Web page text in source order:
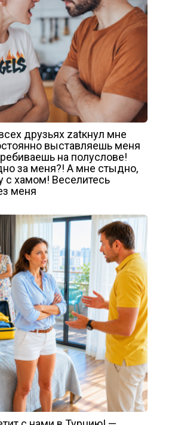
друзьях zаtкнул мне
выставляешь меня
на полуслове!
за меня?! А мне стыдно,
с хамом! Веселитесь
меня